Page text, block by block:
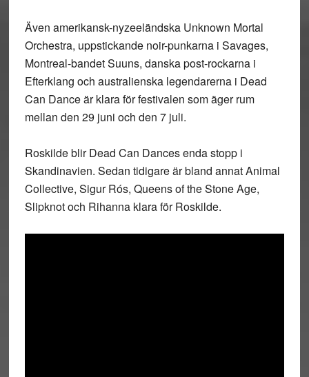
Även amerikansk-nyzeeländska Unknown Mortal
Orchestra, uppstickande noir-punkarna i Savages,
Montreal-bandetSuuns, danska post-rockarna i
Efterklang och australienska legendarerna i Dead
Can Danceär klara för festivalen som äger rum
mellan den 29 juni och den 7 juli.
Roskilde blir Dead Can Dances enda stopp i
Skandinavien. Sedan tidigare är bland annat Animal
Collective, Sigur Rós, Queens of the Stone Age,
Slipknot och Rihanna klara för Roskilde.